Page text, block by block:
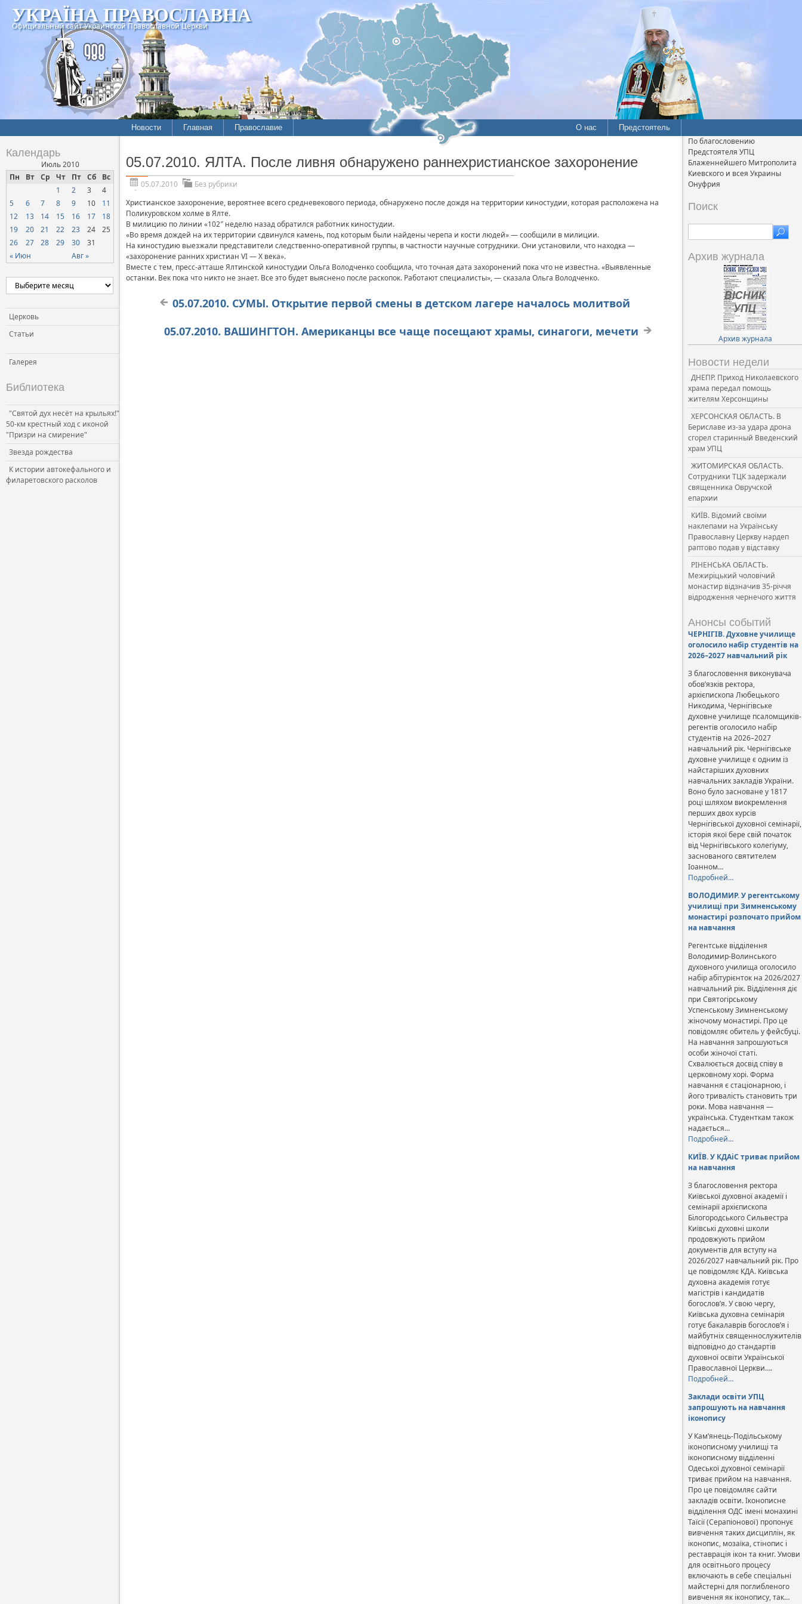
УКРАЇНА ПРАВОСЛАВНА
Официальный сайт Украинской Православной Церкви
Новости Главная Православие О нас Предстоятель
Календарь
Июль 2010
Пн
Вт Ср Чт Пт Сб Вс
« Июн Авг »
1 2 3
4
5
6 7 8 9 10
11
12
13 14 15 16 17
18
19
20 21 22 23 24
25
26
27 28 29 30 31
Церковь
Статьи
Галерея
Библиотека
"Святой дух несёт на крыльях!"
50-км крестный ход с иконой
"Призри на смирение"
Звезда рождества
К истории автокефального и
филаретовского расколов
05.07.2010. ЯЛТА. После ливня обнаружено раннехристианское захоронение
05.07.2010
Без рубрики
Христианское захоронение, вероятнее всего средневекового периода, обнаружено после дождя на территории киностудии, которая расположена на
Поликуровском холме в Ялте.
В милицию по линии «102″ неделю назад обратился работник киностудии.
«Во время дождей на их территории сдвинулся камень, под которым были найдены черепа и кости людей» — сообщили в милиции.
На киностудию выезжали представители следственно-оперативной группы, в частности научные сотрудники. Они установили, что находка —
«захоронение ранних христиан VI — X века».
Вместе с тем, пресс-атташе Ялтинской киностудии Ольга Володченко сообщила, что точная дата захоронений пока что не известна. «Выявленные
останки. Век пока что никто не знает. Все это будет выяснено после раскопок. Работают специалисты», — сказала Ольга Володченко.
05.07.2010. СУМЫ. Открытие первой смены в детском лагере началось молитвой
05.07.2010. ВАШИНГТОН. Американцы все чаще посещают храмы, синагоги, мечети
По благословению
Предстоятеля УПЦ
Блаженнейшего Митрополита
Киевского и всея Украины
Онуфрия
Поиск
Архив журнала
Архив журнала
Новости недели
ДНЕПР. Приход Николаевского
храма передал помощь
жителям Херсонщины
ХЕРСОНСКАЯ ОБЛАСТЬ. В
Бериславе из-за удара дрона
сгорел старинный Введенский
храм УПЦ
ЖИТОМИРСКАЯ ОБЛАСТЬ.
Сотрудники ТЦК задержали
священника Овручской
епархии
КИЇВ. Відомий своїми
наклепами на Українську
Православну Церкву нардеп
раптово подав у відставку
РІНЕНСЬКА ОБЛАСТЬ.
Межиріцький чоловічий
монастир відзначив 35-річчя
відродження чернечого життя
Анонсы событий
ЧЕРНІГІВ. Духовне училище
оголосило набір студентів на
2026–2027 навчальний рік
З благословення виконувача
обов’язків ректора,
архієпископа Любецького
Никодима, Чернігівське
духовне училище псаломщиків-
регентів оголосило набір
студентів на 2026–2027
навчальний рік. Чернігівське
духовне училище є одним із
найстаріших духовних
навчальних закладів України.
Воно було засноване у 1817
році шляхом виокремлення
перших двох курсів
Чернігівської духовної семінарії,
історія якої бере свій початок
від Чернігівського колегіуму,
заснованого святителем
Іоанном…
Подробней…
ВОЛОДИМИР. У регентському
училищі при Зимненському
монастирі розпочато прийом
на навчання
Регентське відділення
Володимир-Волинського
духовного училища оголосило
набір абітурієнток на 2026/2027
навчальний рік. Відділення діє
при Святогірському
Успенському Зимненському
жіночому монастирі. Про це
повідомляє обитель у фейсбуці.
На навчання запрошуються
особи жіночої статі.
Схвалюється досвід співу в
церковному хорі. Форма
навчання є стаціонарною, і
його тривалість становить три
роки. Мова навчання —
українська. Студенткам також
надається…
Подробней…
КИЇВ. У КДАіС триває прийом
на навчання
З благословення ректора
Київської духовної академії і
семінарії архієпископа
Білогородського Сильвестра
Київські духовні школи
продовжують прийом
документів для вступу на
2026/2027 навчальний рік. Про
це повідомляє КДА. Київська
духовна академія готує
магістрів і кандидатів
богослов’я. У свою чергу,
Київська духовна семінарія
готує бакалаврів богослов’я і
майбутніх священнослужителів
відповідно до стандартів
духовної освіти Української
Православної Церкви….
Подробней…
Заклади освіти УПЦ
запрошують на навчання
іконопису
У Кам’янець-Подільському
іконописному училищі та
іконописному відділенні
Одеської духовної семінарії
триває прийом на навчання.
Про це повідомляє сайти
закладів освіти. Іконописне
відділення ОДС імені монахині
Таїсії (Серапіонової) пропонує
вивчення таких дисциплін, як
іконопис, мозаїка, стінопис і
реставрація ікон та книг. Умови
для освітнього процесу
включають в себе спеціальні
майстерні для поглибленого
вивчення як іконопису, так…